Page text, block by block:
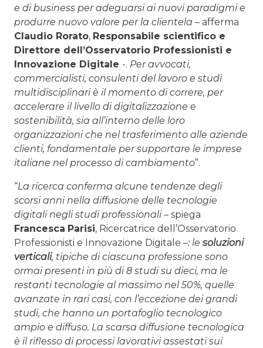
e di business per adeguarsi ai nuovi paradigmi e
produrre nuovo valore per la clientela – afferma
Claudio Rorato, Responsabile scientifico e
Direttore dell’Osservatorio Professionisti e
Innovazione Digitale -. Per avvocati,
commercialisti, consulenti del lavoro e studi
multidisciplinari è il momento di correre, per
accelerare il livello di digitalizzazione e
sostenibilità, sia all’interno delle loro
organizzazioni che nel trasferimento alle aziende
clienti, fondamentale per supportare le imprese
italiane nel processo di cambiamento”.
“La ricerca conferma alcune tendenze degli
scorsi anni nella diffusione delle tecnologie
digitali negli studi professionali– spiega
Francesca Parisi, Ricercatrice dell’Osservatorio
Professionisti e Innovazione Digitale –: le soluzioni
verticali, tipiche di ciascuna professione sono
ormai presenti in più di 8 studi su dieci, ma le
restanti tecnologie al massimo nel 50%, quelle
avanzate in rari casi, con l’eccezione dei grandi
studi, che hanno un portafoglio tecnologico
ampio e diffuso. La scarsa diffusione tecnologica
è il riflesso di processi lavorativi assestati sui